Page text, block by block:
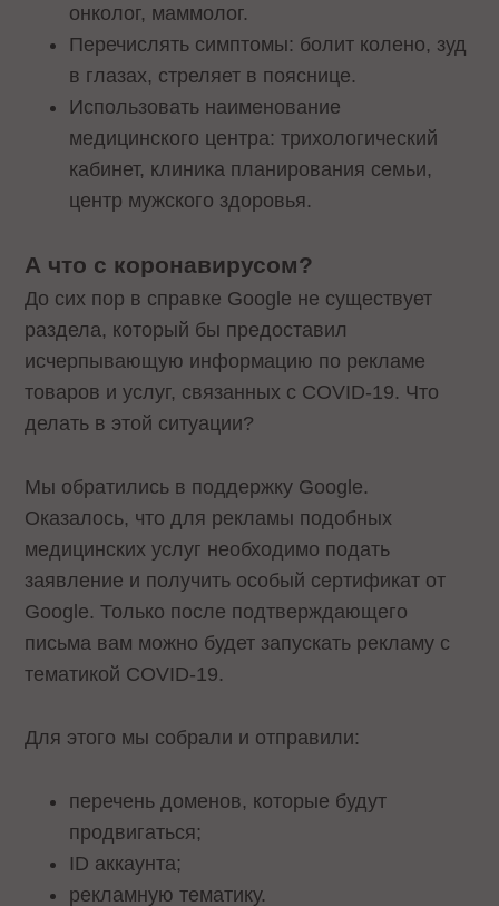
онколог, маммолог.
Перечислять симптомы: болит колено, зуд
в глазах, стреляет в пояснице.
Использовать наименование
медицинского центра: трихологический
кабинет, клиника планирования семьи,
центр мужского здоровья.
А что с коронавирусом?
До сих пор в справке Google не существует
раздела, который бы предоставил
исчерпывающую информацию по рекламе
товаров и услуг, связанных с COVID-19. Что
делать в этой ситуации?
Мы обратились в поддержку Google.
Оказалось, что для рекламы подобных
медицинских услуг необходимо подать
заявление и получить особый сертификат от
Google. Только после подтверждающего
письма вам можно будет запускать рекламу с
тематикой COVID-19.
Для этого мы собрали и отправили:
перечень доменов, которые будут
продвигаться;
ID аккаунта;
рекламную тематику.